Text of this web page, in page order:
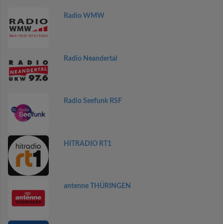
Radio WMW
Radio Neandertal
Radio Seefunk RSF
HITRADIO RT1
antenne THÜRINGEN